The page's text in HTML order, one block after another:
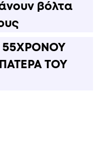
βόλτα
55ΧΡΟΝΟΥ
ΤΟΥ